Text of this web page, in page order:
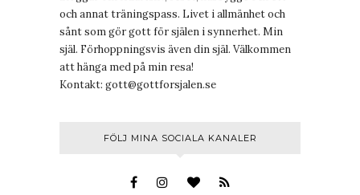
och annat träningspass. Livet i allmänhet och
sånt som gör gott för själen i synnerhet. Min
själ. Förhoppningsvis även din själ. Välkommen
att hänga med på min resa!
Kontakt: gott@gottforsjalen.se
FÖLJ MINA SOCIALA KANALER